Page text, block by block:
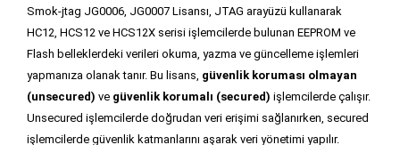
Smok-jtag JG0006, JG0007 Lisansı, JTAG arayüzü kullanarak
HC12, HCS12 ve HCS12X serisi işlemcilerde bulunan EEPROM ve
Flash belleklerdeki verileri okuma, yazma ve güncelleme işlemleri
yapmanıza olanak tanır. Bu lisans, güvenlik koruması olmayan
(unsecured) ve güvenlik korumalı (secured) işlemcilerde çalışır.
Unsecured işlemcilerde doğrudan veri erişimi sağlanırken, secured
işlemcilerde güvenlik katmanlarını aşarak veri yönetimi yapılır.